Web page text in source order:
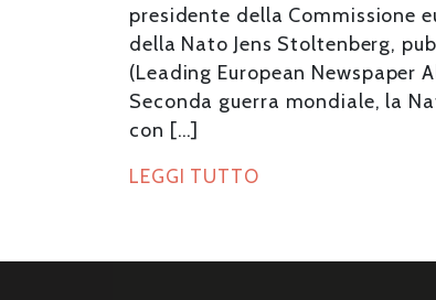
presidente della Commissione
della Nato Jens Stoltenberg,
(Leading European Newspaper
Seconda guerra mondiale, la
con […]
LEGGI TUTTO